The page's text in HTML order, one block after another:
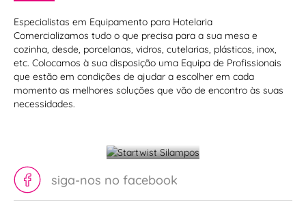
Especialistas em Equipamento para Hotelaria
Comercializamos tudo o que precisa para a sua mesa e
cozinha, desde, porcelanas, vidros, cutelarias, plásticos, inox,
etc. Colocamos à sua disposição uma Equipa de Profissionais
que estão em condições de ajudar a escolher em cada
momento as melhores soluções que vão de encontro às suas
necessidades.
Blocos
de
siga-nos no facebook